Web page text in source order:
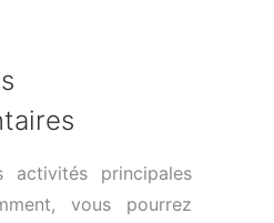
activités principales
vous pourrez